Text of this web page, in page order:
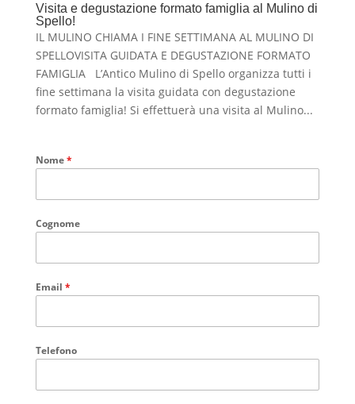
Visita e degustazione formato famiglia al Mulino di
Spello!
IL MULINO CHIAMA I FINE SETTIMANA AL MULINO DI
SPELLOVISITA GUIDATA E DEGUSTAZIONE FORMATO
FAMIGLIA L’Antico Mulino di Spello organizza tutti i
fine settimana la visita guidata con degustazione
formato famiglia! Si effettuerà una visita al Mulino...
Nome*
Cognome
Email *
Telefono